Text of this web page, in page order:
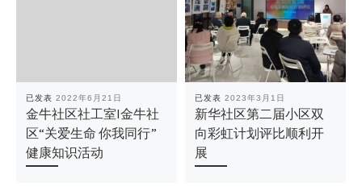
已发表 2022年6月21日
金牛社区社工室I金牛社
区“关爱生命 你我同行”
健康知识活动
已发表 2023年3月1日
新华社区第二届小区双
向彩虹计划评比顺利开
展